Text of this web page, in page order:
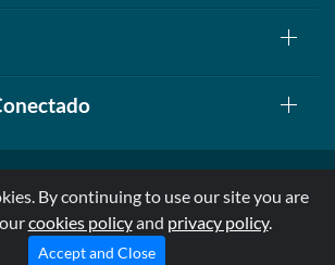
| All Rights Reserved
no han sido evaluadas por la FDA
By continuing to use our site you are
cookies policyand privacy policy.
Accept and Close